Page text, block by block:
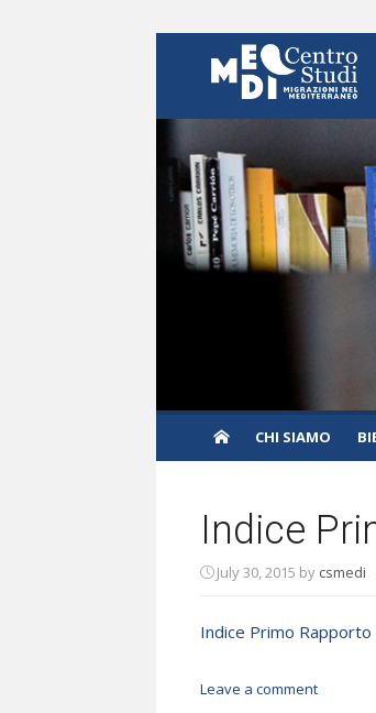
Skip to content
CHI SIAMO
Indice
July 30, 2015 by csmedi
Indice Primo Rapporto
Leave a comment